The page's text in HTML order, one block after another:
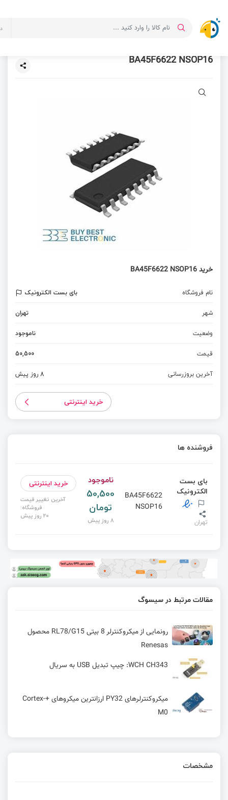
BA45F6622 NSOP16
خرید BA45F6622 NSOP16
نام فروشگاه
بای بست الکترونیک
شهر
تهران
وضعیت
ناموجود
قیمت
50,500
آخرین بروزرسانی
8 روز پیش
خرید اینترنتی
فروشنده ها
بای بست
الکترونیک
تهران
BA45F6622
NSOP16
ناموجود
50,500
تومان
8 روز پیش
خرید اینترنتی
آخرین تغییر قیمت
فروشگاه:
20 روز پیش
مقالات مرتبط در سیسوگ
رونمایی از میکروکنترلر 8 بیتی RL78/G15 محصول
Renesas
WCH CH343: چیپ تبدیل USB به سریال
میکروکنترلرهای PY32 ارزانترین میکروهای +Cortex-
M0
مشخصات